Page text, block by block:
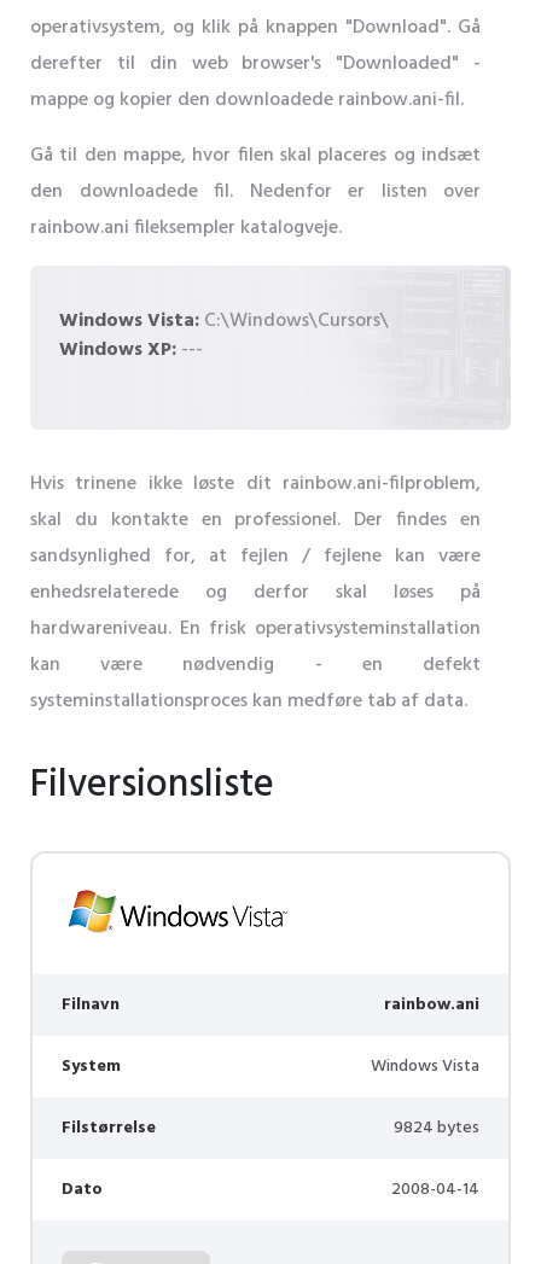
operativsystem, og klik på knappen "Download". Gå
derefter til din web browser's "Downloaded" -
mappe og kopier den downloadede rainbow.ani-fil.
Gå til den mappe, hvor filen skal placeres og indsæt
den downloadede fil. Nedenfor er listen over
rainbow.ani fileksempler katalogveje.
Windows Vista:C:\Windows\Cursors\
Windows XP:---
Hvis trinene ikke løste dit rainbow.ani-filproblem,
skal du kontakte en professionel. Der findes en
sandsynlighed for, at fejlen / fejlene kan være
enhedsrelaterede og derfor skal løses på
hardwareniveau. En frisk operativsysteminstallation
kan være nødvendig - en defekt
systeminstallationsproces kan medføre tab af data.
Filversionsliste
Filnavn rainbow.ani
System Windows Vista
Filstørrelse 9824 bytes
Dato 2008-04-14